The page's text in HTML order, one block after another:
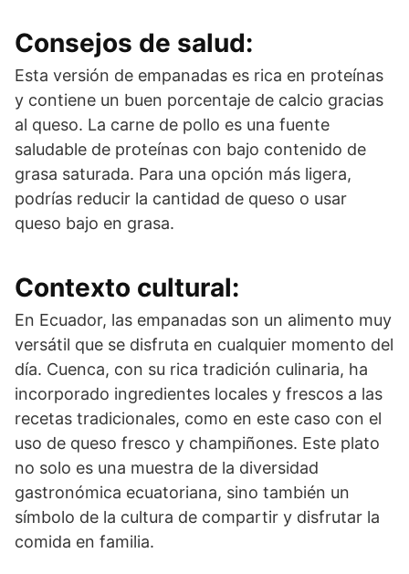
Consejos de salud:
Esta versión de empanadas es rica en proteínas
y contiene un buen porcentaje de calcio gracias
al queso. La carne de pollo es una fuente
saludable de proteínas con bajo contenido de
grasa saturada. Para una opción más ligera,
podrías reducir la cantidad de queso o usar
queso bajo en grasa.
Contexto cultural:
En Ecuador, las empanadas son un alimento muy
versátil que se disfruta en cualquier momento del
día. Cuenca, con su rica tradición culinaria, ha
incorporado ingredientes locales y frescos a las
recetas tradicionales, como en este caso con el
uso de queso fresco y champiñones. Este plato
no solo es una muestra de la diversidad
gastronómica ecuatoriana, sino también un
símbolo de la cultura de compartir y disfrutar la
comida en familia.